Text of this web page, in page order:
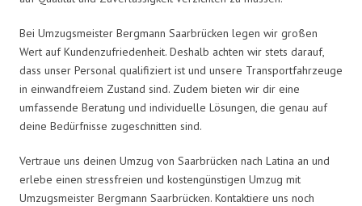
Bei Umzugsmeister Bergmann Saarbrücken legen wir großen
Wert auf Kundenzufriedenheit. Deshalb achten wir stets darauf,
dass unser Personal qualifiziert ist und unsere Transportfahrzeuge
in einwandfreiem Zustand sind. Zudem bieten wir dir eine
umfassende Beratung und individuelle Lösungen, die genau auf
deine Bedürfnisse zugeschnitten sind.
Vertraue uns deinen Umzug von Saarbrücken nach Latina an und
erlebe einen stressfreien und kostengünstigen Umzug mit
Umzugsmeister Bergmann Saarbrücken. Kontaktiere uns noch